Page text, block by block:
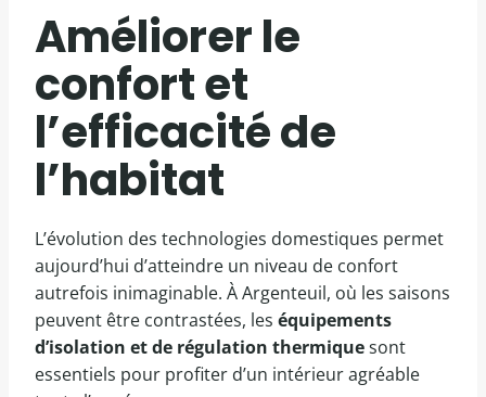
Améliorer le
confort et
l’efficacité de
l’habitat
L’évolution des technologies domestiques permet
aujourd’hui d’atteindre un niveau de confort
autrefois inimaginable. À Argenteuil, où les saisons
peuvent être contrastées, les équipements
d’isolation et de régulation thermiquesont
essentiels pour profiter d’un intérieur agréable